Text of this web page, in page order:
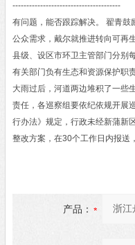
---------------------------------------
有问题，能否跟踪解决。 翟青
公众需求，戴尔就推进转向可再
县级、设区市环卫主管部门分别
有关部门负有生态和资源保护职
大雨过后，河道两边堆积了一些
责任，各巡察组要依纪依规开展
行办法》规定，行政未经新蒲新
整改方案，在30个工作日内报送
产品：